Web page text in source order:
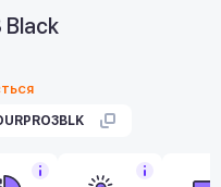
Black